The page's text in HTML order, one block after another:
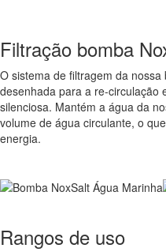
Filtração bomba
O sistema de filtragem da
desenhada para a re-circulação
silenciosa. Mantém a água da
volume de água circulante, o
energia.
Rangos de uso